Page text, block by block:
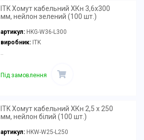
ITK Хомут кабельний ХКн 3,6х300
мм, нейлон зелений (100 шт.)
артикул: HKG-W36-L300
виробник:ITK
..
Під замовлення
ITK Хомут кабельний ХКн 2,5 х 250
мм, нейлон білий (100 шт.)
артикул: HKW-W25-L250